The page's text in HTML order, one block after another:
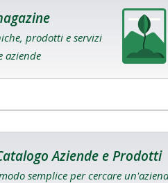
prodotti e servizi
aziende
Aziende e Prodotti
semplice per cercare